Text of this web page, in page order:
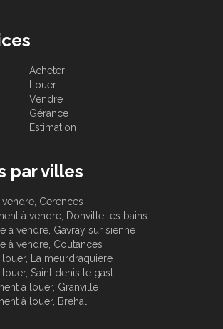
Acheter
Louer
Vendre
Gérance
Estimation
par villes
vendre, Cerences
à vendre, Donville les bains
à vendre, Gavray sur sienne
à vendre, Coutances
louer, La meurdraquiere
louer, Saint denis le gast
à louer, Granville
à louer, Brehal